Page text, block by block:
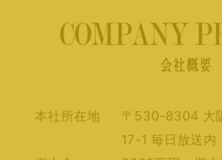
本社所在地
〒530-8304 大
17-1 毎日放送内